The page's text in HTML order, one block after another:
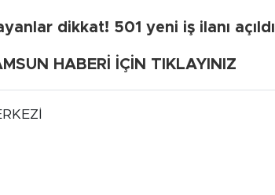
dikkat! 501 yeni iş ilanı açıldı
HABERİ İÇİN TIKLAYINIZ